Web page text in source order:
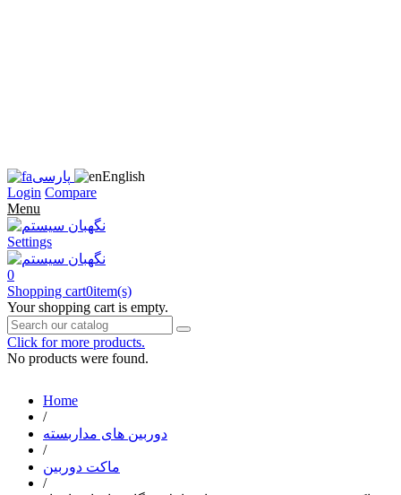
پارسی
English
Login Compare
Menu
Settings
0
Shopping cart0item(s)
Your shopping cart is empty.
Click for more products.
No products were found.
Home
/
دوربین های مداربسته
/
ماکت دوربین
/